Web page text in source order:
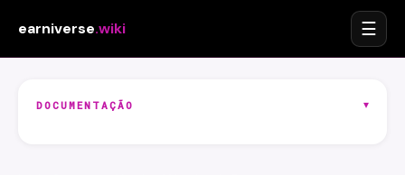
earniverse.wiki ☰
DOCUMENTAÇÃO ▾